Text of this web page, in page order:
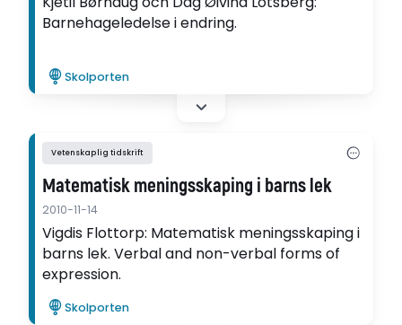
Barnehageledelse i endring.
Skolporten
Vetenskaplig tidskrift
Matematisk meningsskaping i barns lek
2010-11-14
Vigdis Flottorp: Matematisk meningsskaping i
barns lek. Verbal and non-verbal forms of
expression.
Skolporten